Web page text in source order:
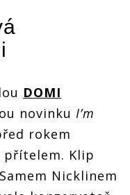
DOMI
novinku I’m
rokem
přítelem. Klip
Nicklinem